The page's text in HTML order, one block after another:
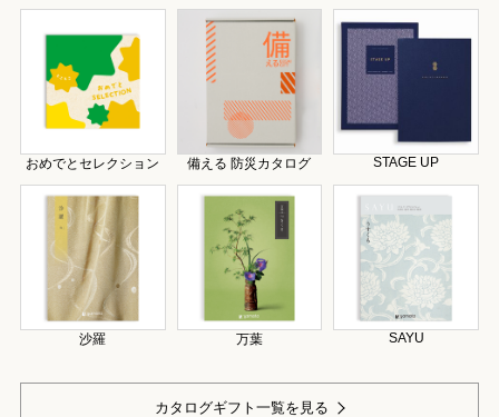
おめでとセレクション 備える 防災カタログ STAGE UP
沙羅 万葉 SAYU
カタログギフト一覧を見る